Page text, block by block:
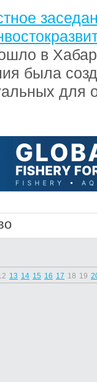
в
была
для
13 14 15 16 17 18 19